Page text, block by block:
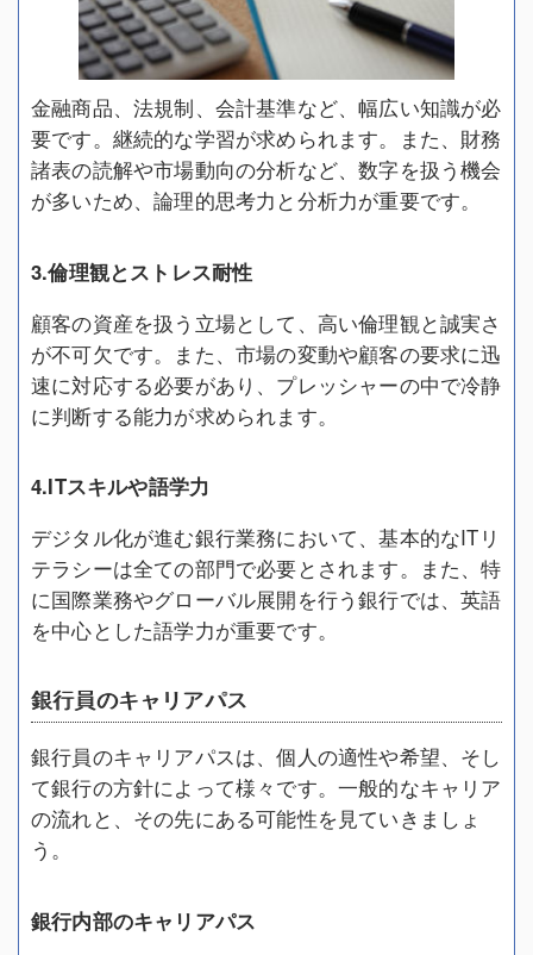
金融商品、法規制、会計基準など、幅広い知識が必
要です。継続的な学習が求められます。また、財務
諸表の読解や市場動向の分析など、数字を扱う機会
が多いため、論理的思考力と分析力が重要です。
3.倫理観とストレス耐性
顧客の資産を扱う立場として、高い倫理観と誠実さ
が不可欠です。また、市場の変動や顧客の要求に迅
速に対応する必要があり、プレッシャーの中で冷静
に判断する能力が求められます。
4.ITスキルや語学力
デジタル化が進む銀行業務において、基本的なITリ
テラシーは全ての部門で必要とされます。また、特
に国際業務やグローバル展開を行う銀行では、英語
を中心とした語学力が重要です。
銀行員のキャリアパス
銀行員のキャリアパスは、個人の適性や希望、そし
て銀行の方針によって様々です。一般的なキャリア
の流れと、その先にある可能性を見ていきましょ
う。
銀行内部のキャリアパス